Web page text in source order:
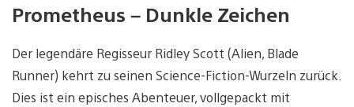
Prometheus – Dunkle Zeichen
Der legendäre Regisseur Ridley Scott (Alien, Blade
Runner) kehrt zu seinen Science-Fiction-Wurzeln zurück.
Dies ist ein episches Abenteuer, vollgepackt mit